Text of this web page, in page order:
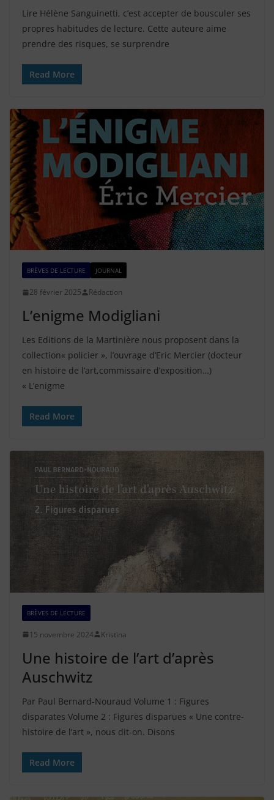
Lire Hélène Sanguinetti, c’est accepter de bousculer ses
propres habitudes de lecture. Cette auteure aime
prendre des risques, se surprendre
Read More
BRÈVES DE LECTURE JOURNAL
28 février 2025 Rédaction
L’enigme Modigliani
Les Editions de la Martinière nous proposent dans la
collection« policier », l’ouvrage d’Eric Mercier (docteur
en histoire de l’art,commissaire d’exposition…)
« L’enigme
Read More
BRÈVES DE LECTURE
15 novembre 2024 Kristina
Une histoire de l’art d’après
Auschwitz
Par Paul Bernard-Nouraud Volume 1 : Figures
disparates Volume 2 : Figures disparues « Une contre-
histoire de l’art », nous dit-on. Disons
Read More